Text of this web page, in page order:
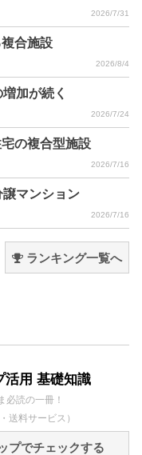
2026/7/31
合施設
2026/8/4
加が続く
2026/7/24
の複合型施設
2026/7/16
マンション
2026/7/16
ランキング一覧へ
活用 基礎知識
必読の一冊！
送料サービス）
プでチェックする